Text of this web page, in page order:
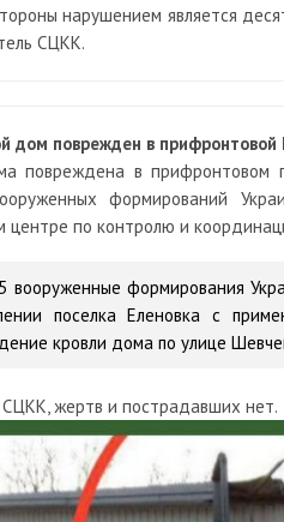
нарушением является
СЦКК.
дом поврежден в прифронтовой
повреждена в прифронтовом
формирований
центре по контролю и
вооруженные формирования
поселка Еленовка с
кровли дома по улице
жертв и пострадавших нет.